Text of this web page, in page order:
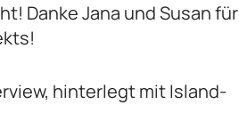
Danke Jana und Susan für
hinterlegt mit Island-